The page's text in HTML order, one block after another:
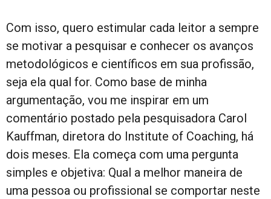
Com isso, quero estimular cada leitor a sempre
se motivar a pesquisar e conhecer os avanços
metodológicos e científicos em sua profissão,
seja ela qual for. Como base de minha
argumentação, vou me inspirar em um
comentário postado pela pesquisadora Carol
Kauffman, diretora do Institute of Coaching, há
dois meses. Ela começa com uma pergunta
simples e objetiva: Qual a melhor maneira de
uma pessoa ou profissional se comportar neste